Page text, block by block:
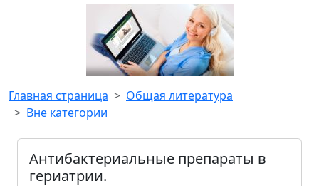
Главная страница
Общая литература
Вне категории
Антибактериальные препараты в
гериатрии.